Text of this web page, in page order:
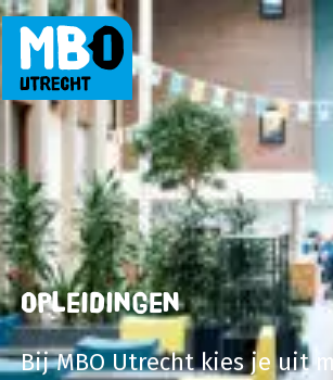
MBO Utrecht
Opleidingen
Bij MBO Utrecht kies je uit